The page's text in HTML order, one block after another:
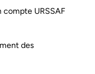
compte URSSAF
des